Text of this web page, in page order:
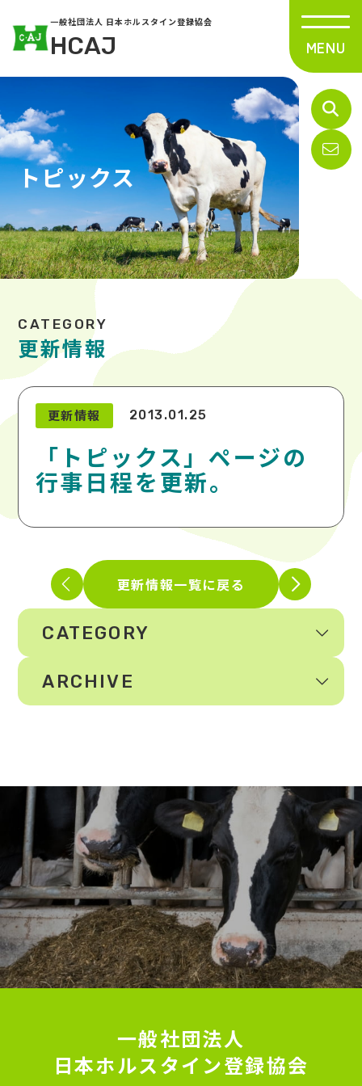
一般社団法人 日本ホルスタイン登録協会
HCAJ
トピックス
更新情報
更新情報 2013.01.25
「トピックス」ページの
行事日程を更新。
更新情報一覧に戻る
CATEGORY
ARCHIVE
一般社団法人
日本ホルスタイン登録協会